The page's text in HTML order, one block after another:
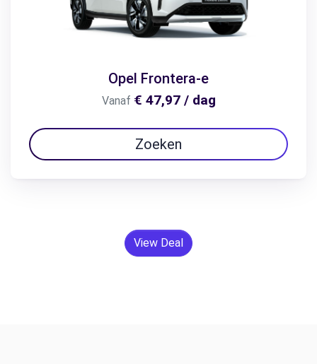
Opel Frontera-e
Vanaf € 47,97 / dag
Zoeken
View Deal